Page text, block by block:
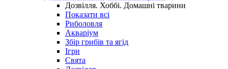
Дозвілля. Хоббі. Домашні тварини
Показати всі
Риболовля
Акваріум
Збір грибів та ягід
Ігри
Свята